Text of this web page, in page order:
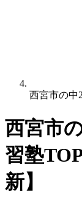
西宮市の中
西宮市
習塾
新】